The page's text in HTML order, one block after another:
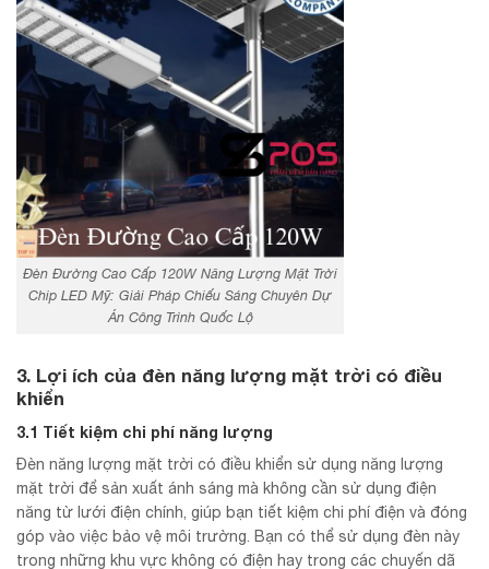
Đèn Đường Cao Cấp 120W Năng Lượng Mặt Trời
Chip LED Mỹ: Giải Pháp Chiếu Sáng Chuyên Dự
Án Công Trình Quốc Lộ
3. Lợi ích của đèn năng lượng mặt trời có điều
khiển
3.1 Tiết kiệm chi phí năng lượng
Đèn năng lượng mặt trời có điều khiển sử dụng năng lượng
mặt trời để sản xuất ánh sáng mà không cần sử dụng điện
năng từ lưới điện chính, giúp bạn tiết kiệm chi phí điện và đóng
góp vào việc bảo vệ môi trường. Bạn có thể sử dụng đèn này
trong những khu vực không có điện hay trong các chuyến dã